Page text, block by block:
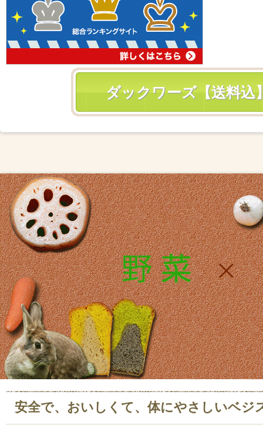
ダックワーズ【送料込
安全で、おいしくて、体にやさしいベジ